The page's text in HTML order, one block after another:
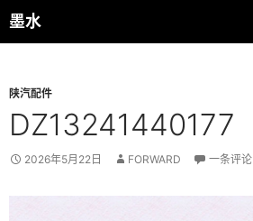
跳
至
墨水
搜
索
陕汽配件
DZ13241440177
2026年5月22日 FORWARD 一条评论